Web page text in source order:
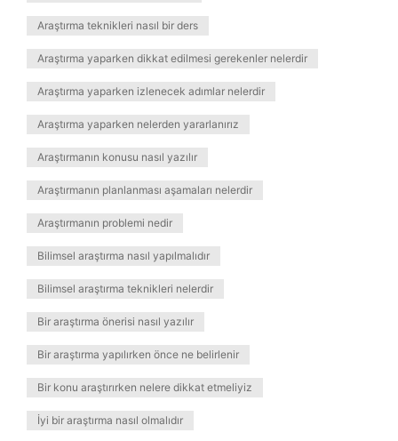
Araştırma teknikleri nasıl bir ders
Araştırma yaparken dikkat edilmesi gerekenler nelerdir
Araştırma yaparken izlenecek adımlar nelerdir
Araştırma yaparken nelerden yararlanırız
Araştırmanın konusu nasıl yazılır
Araştırmanın planlanması aşamaları nelerdir
Araştırmanın problemi nedir
Bilimsel araştırma nasıl yapılmalıdır
Bilimsel araştırma teknikleri nelerdir
Bir araştırma önerisi nasıl yazılır
Bir araştırma yapılırken önce ne belirlenir
Bir konu araştırırken nelere dikkat etmeliyiz
İyi bir araştırma nasıl olmalıdır